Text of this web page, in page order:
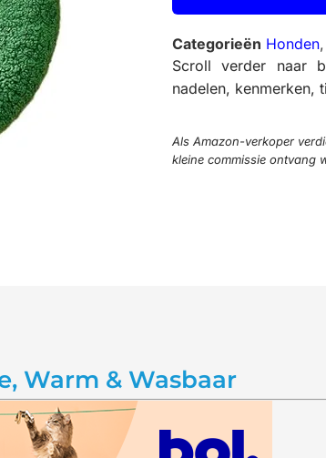
Categorieën Honden,
Scroll verder naar
nadelen, kenmerken,
Als Amazon-verkoper
kleine commissie ontvang
Warm & Wasbaar